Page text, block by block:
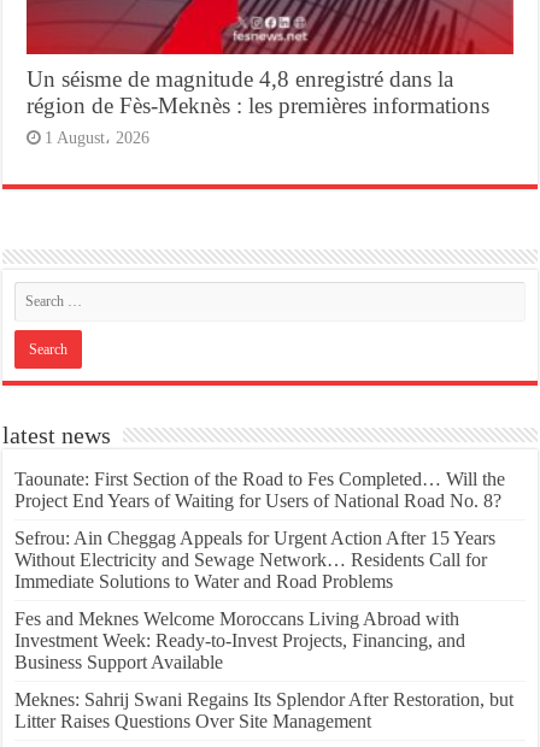
Un séisme de magnitude 4,8 enregistré dans la
région de Fès-Meknès : les premières informations
1 August، 2026
latest news
Taounate: First Section of the Road to Fes Completed… Will the
Project End Years of Waiting for Users of National Road No. 8?
Sefrou: Ain Cheggag Appeals for Urgent Action After 15 Years
Without Electricity and Sewage Network… Residents Call for
Immediate Solutions to Water and Road Problems
Fes and Meknes Welcome Moroccans Living Abroad with
Investment Week: Ready-to-Invest Projects, Financing, and
Business Support Available
Meknes: Sahrij Swani Regains Its Splendor After Restoration, but
Litter Raises Questions Over Site Management